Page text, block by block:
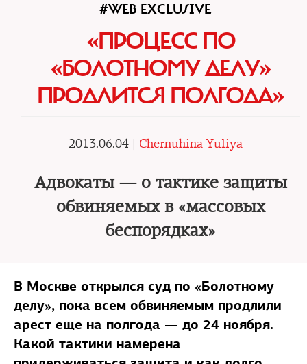
#WEB EXCLUSIVE
«ПРОЦЕСС ПО
«БОЛОТНОМУ ДЕЛУ»
ПРОДЛИТСЯ ПОЛГОДА»
2013.06.04 | Chernuhina Yuliya
Адвокаты — о тактике защиты
обвиняемых в «массовых
беспорядках»
В Москве открылся суд по «Болотному
делу», пока всем обвиняемым продлили
арест еще на полгода — до 24 ноября.
Какой тактики намерена